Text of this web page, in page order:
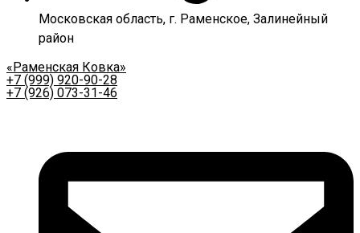
Московская область, г. Раменское, Залинейный
район
«Раменская Ковка»
+7 (999) 920-90-28
+7 (926) 073-31-46